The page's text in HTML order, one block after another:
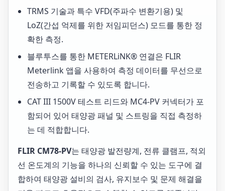
TRMS 기술과 특수 VFD(주파수 변환기용) 및
LoZ(간섭 억제를 위한 저임피던스) 모드를 통한 정
확한 측정.
블루투스를 통한 METERLiNK® 연결은 FLIR
Meterlink 앱을 사용하여 측정 데이터를 무선으로
전송하고 기록할 수 있도록 합니다.
CAT III 1500V 테스트 리드와 MC4-PV 커넥터가 포
함되어 있어 태양광 패널 및 스트링을 직접 측정하
는 데 적합합니다.
FLIR CM78-PV는 태양광 발전량계, 전류 클램프, 적외
선 온도계의 기능을 하나의 신뢰할 수 있는 도구에 결
합하여 태양광 설비의 검사, 유지보수 및 문제 해결을